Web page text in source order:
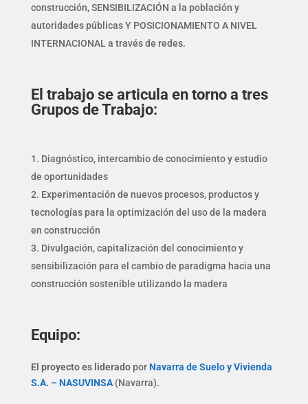
construcción, SENSIBILIZACIÓN a la población y
autoridades públicas Y POSICIONAMIENTO A NIVEL
INTERNACIONAL a través de redes.
El trabajo se articula en torno a tres
Grupos de Trabajo:
Diagnóstico, intercambio de conocimiento y estudio
de oportunidades
Experimentación de nuevos procesos, productos y
tecnologías para la optimización del uso de la madera
en construcción
Divulgación, capitalización del conocimiento y
sensibilización para el cambio de paradigma hacia una
construcción sostenible utilizando la madera
Equipo:
El proyecto es lideradoporNavarra de Suelo y Vivienda
S.A. – NASUVINSA(Navarra).